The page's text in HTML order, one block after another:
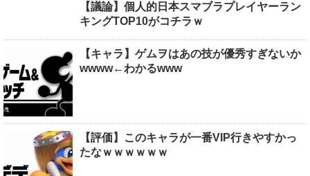
【議論】個人的日本スマブラプレイヤーラン
キングTOP10がコチラｗ
【キャラ】ゲムヲはあの技が優秀すぎないか
wwww←わかるwww
【評価】このキャラが一番VIP行きやすかっ
たなｗｗｗｗｗｗ